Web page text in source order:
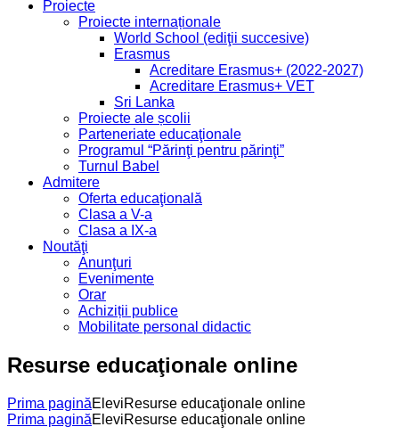
Proiecte
Proiecte internaționale
World School (ediţii succesive)
Erasmus
Acreditare Erasmus+ (2022-2027)
Acreditare Erasmus+ VET
Sri Lanka
Proiecte ale școlii
Parteneriate educaţionale
Programul “Părinţi pentru părinţi”
Turnul Babel
Admitere
Oferta educaţională
Clasa a V-a
Clasa a IX-a
Noutăţi
Anunţuri
Evenimente
Orar
Achiziții publice
Mobilitate personal didactic
Resurse educaţionale online
Prima paginăEleviResurse educaţionale online
Prima paginăEleviResurse educaţionale online